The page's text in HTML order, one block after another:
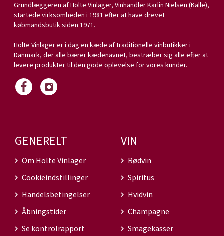
Grundlæggeren af Holte Vinlager, Vinhandler Karlin Nielsen (Kalle),
startede virksomheden i 1981 efter at have drevet
købmandsbutik siden 1971.
Holte Vinlager er i dag en kæde af traditionelle vinbutikker i
Danmark, der alle bærer kædenavnet, bestræber sig alle efter at
levere produkter til den gode oplevelse for vores kunder.
GENERELT
Om Holte Vinlager
Cookieindstillinger
Handelsbetingelser
Åbningstider
Se kontrolrapport
VIN
Rødvin
Spiritus
Hvidvin
Champagne
Smagekasser